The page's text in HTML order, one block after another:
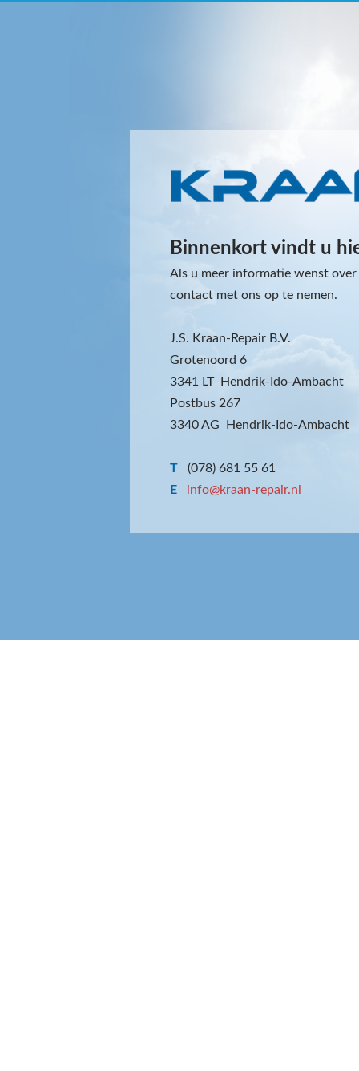
Binnenkort vindt u
Als u meer informatie wenst
contact met ons op te nemen.
J.S. Kraan-Repair B.V.
Grotenoord 6
3341 LT Hendrik-Ido-Ambacht
Postbus 267
3340 AG Hendrik-Ido-Ambacht
T
(078) 681 55 61
E
info@kraan-repair.nl